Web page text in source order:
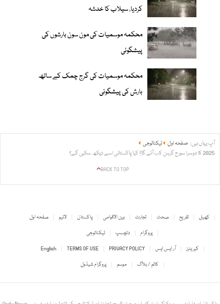
کردیا، سیلاب کا خدشہ
محکمہ موسمیات کی مون سون بارشوں کی
پیشگوئی
محکمہ موسمیات کی گرج چمک کے ساتھ
بارش کی پیشگوئی
آپ یہاں ہیں: صفحہ اول
ٹیکنالوجی
2025 کا دوسرا سورج گرہن کب آئے گا؟ کیا پاکستانی اسے دیکھ سکیں گے؟
BACK TO TOP
صفحہ اول لائیو پاکستان بین الاقوامی تجارت صحت تفریح
کھیل
ٹیکنالوجی
دلچسپ
پروگرام
English
TERMS OF USE PRIVACY POLICY آر ایس ایس
کیریئرز
پروگرام شیڈول
موسم کالم / بلاگ